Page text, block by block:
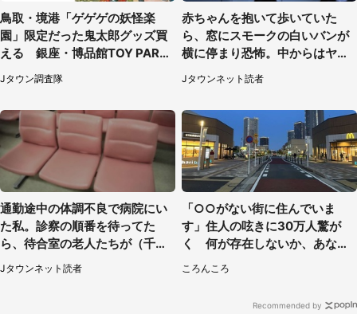
鳥取・境港「ゲゲゲの妖怪楽
園」限定だった鬼太郎グッズ買
える 銀座・博品館TOY PARK
へ急げ【8／8～31】
Jタウン調査隊
赤ちゃんを抱いて歩いていた
ら、窓にスモークの白いバンが
横に停まり恐怖。中からはヤン
チャそうな男性が...（神奈川
県・40代女性）
Jタウンネット読者
通勤途中の体調不良で病院にい
た私。診察の順番を待ってた
ら、待合室の老人たちが（千葉
県・50代男性）
Jタウンネット読者
「○○がない街に住んでいま
す」住人の呟きに30万人驚が
く 何が存在しないか、あなた
ころんころ
Recommended by